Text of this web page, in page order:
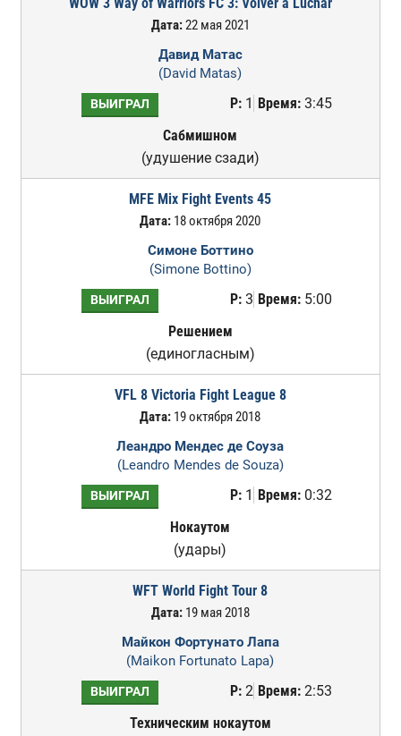
Дата:22 мая 2021
Давид Матас
(David Matas)
ВЫИГРАЛ Р:1 Время:3:45
Сабмишном
(удушение сзади)
MFE Mix Fight Events 45
Дата: 18 октября 2020
Симоне Боттино
(Simone Bottino)
ВЫИГРАЛ Р:3 Время:5:00
Решением
(единогласным)
VFL 8 Victoria Fight League 8
Дата: 19 октября 2018
Леандро Мендес де Соуза
(Leandro Mendes de Souza)
ВЫИГРАЛ Р:1 Время:0:32
Нокаутом
(удары)
WFT World Fight Tour 8
Дата:19 мая 2018
Майкон Фортунато Лапа
(Maikon Fortunato Lapa)
ВЫИГРАЛ Р:2 Время:2:53
Техническим нокаутом